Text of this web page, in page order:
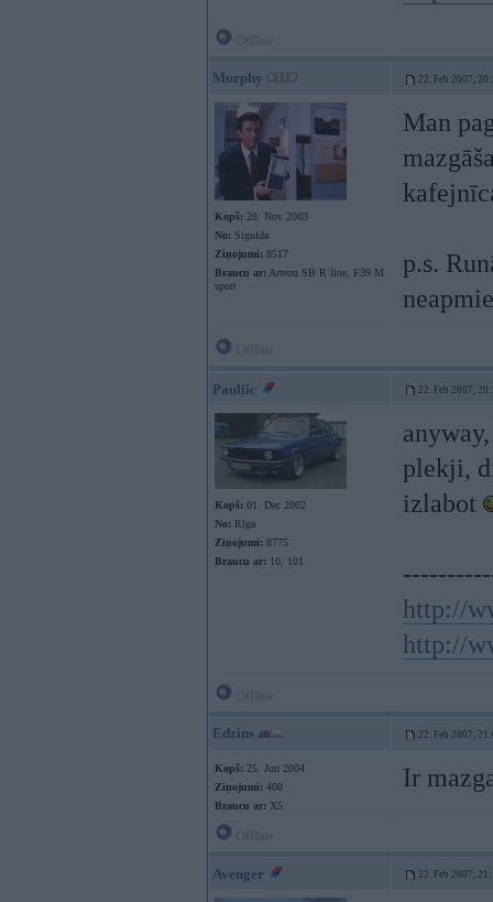
Murphy 22. Feb 2007,
Kopš: 28. Nov 2003
No: Sigulda
Ziņojumi: 8517
Braucu ar: Arteon SB R line, F39 M
sport
Man
p.s.
Pauliic 22. Feb 2007,
Kopš: 01. Dec 2002
No: Rīga
Ziņojumi: 8775
Braucu ar: 10, 101
plekji,
izlabot
http://
http://
Edzins 22. Feb 2007,
Kopš: 25. Jun 2004
Ziņojumi: 408
Braucu ar: X5
Ir
Avenger 22. Feb 2007,